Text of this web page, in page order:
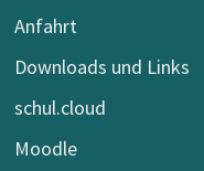
Anfahrt
Downloads und Links
schul.cloud
Moodle